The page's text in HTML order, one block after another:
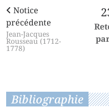
Notice
précédente
Jean-Jacques
Rousseau (1712-
1778)
Bibliographie